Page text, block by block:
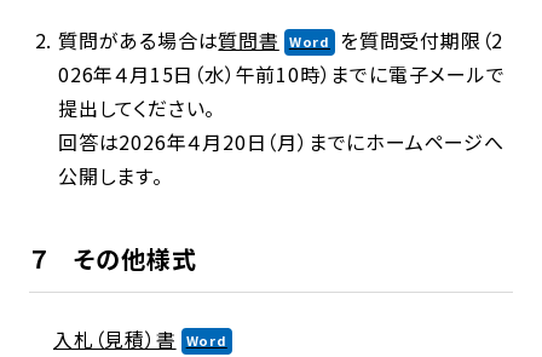
質問がある場合は質問書
を質問受付期限（2
026年４月15日（水）午前10時）までに電子メールで
提出してください。
回答は2026年４月20日（月）までにホームページへ
公開します。
７ その他様式
入札（見積）書